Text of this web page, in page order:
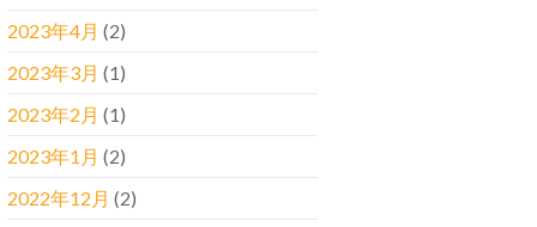
2023年4月 (2)
2023年3月 (1)
2023年2月 (1)
2023年1月 (2)
2022年12月 (2)